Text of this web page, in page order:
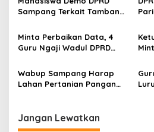
Sampang Terkait Tambang
Minta Perbaikan Data, 4
Guru Ngaji Wadul DPRD
Wabup Sampang Harap
Lahan Pertanian Pangan
Jangan Lewatkan